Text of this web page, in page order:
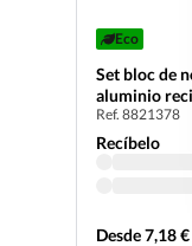
Eco
Set bloc de
aluminio
Ref. 8821378
Recíbelo
Desde 7,18 €